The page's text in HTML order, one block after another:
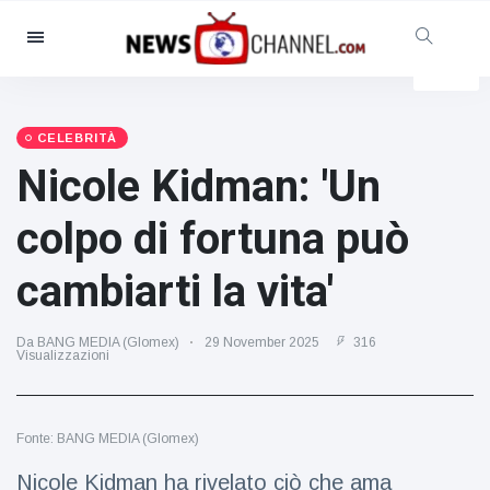
Categorie
Sociale e divertimento
Cinema e TV
(81)
Celebrità
(13938)
Moda e bellezza
(122)
Cibo e bevande
Giochi
(160)
CELEBRITÀ
Nicole Kidman: 'Un
colpo di fortuna può
cambiarti la vita'
Da BANG MEDIA (Glomex) 29 November 2025
316
Visualizzazioni
Fonte: BANG MEDIA (Glomex)
Nicole Kidman ha rivelato ciò che ama